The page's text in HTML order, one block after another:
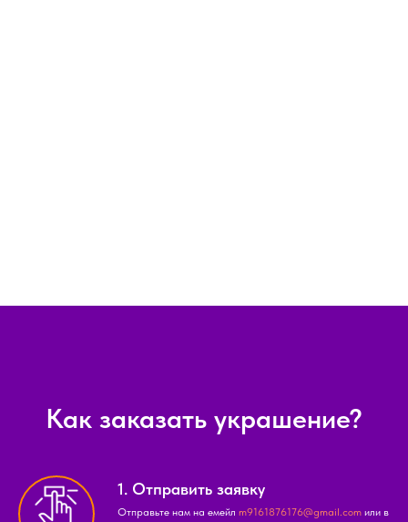
Как заказать украшение?
1. Отправить заявку
Отправьте нам на емейл m9161876176@gmail.com или в